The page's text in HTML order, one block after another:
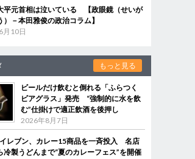
平元首相は泣いている 【政眼鏡（せいが
）－本田雅俊の政治コラム】
月10日
もっと見る
ビールだけ飲むと倒れる「ふらつく
ビアグラス」発売 “強制的に水を飲
む”仕掛けで適正飲酒を後押し
2026年8月7日
レブン、カレー15商品を一斉投入 名店
冷製うどんまで“夏のカレーフェス”を開催